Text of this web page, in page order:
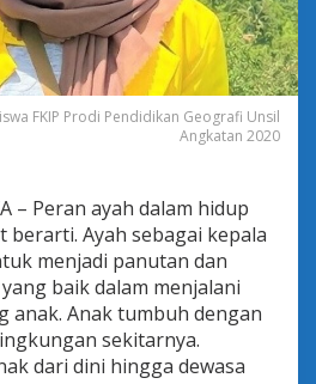
FKIP Prodi Pendidikan Geografi Unsil
Angkatan 2020
– Peran ayah dalam hidup
berarti. Ayah sebagai kepala
menjadi panutan dan
baik dalam menjalani
anak. Anak tumbuh dengan
sekitarnya.
dari dini hingga dewasa